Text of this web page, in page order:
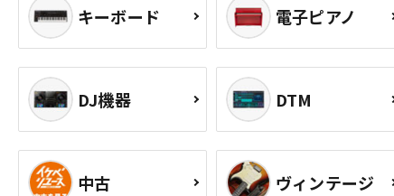
キーボード 電子ピアノ
DJ機器 DTM
中古 ヴィンテージ